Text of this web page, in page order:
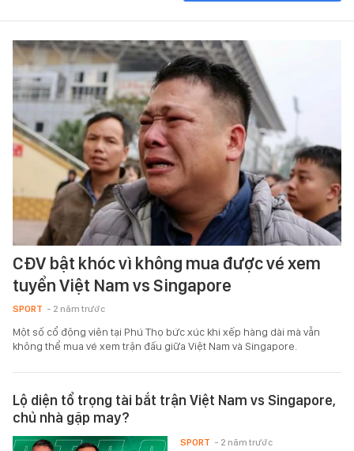
CĐV bật khóc vì không mua được vé xem
tuyển Việt Nam vs Singapore
SPORT - 2 năm trước
Một số cổ động viên tại Phú Thọ bức xúc khi xếp hàng dài mà vẫn
không thể mua vé xem trận đấu giữa Việt Nam và Singapore.
Lộ diện tổ trọng tài bắt trận Việt Nam vs Singapore,
chủ nhà gặp may?
SPORT - 2 năm trước